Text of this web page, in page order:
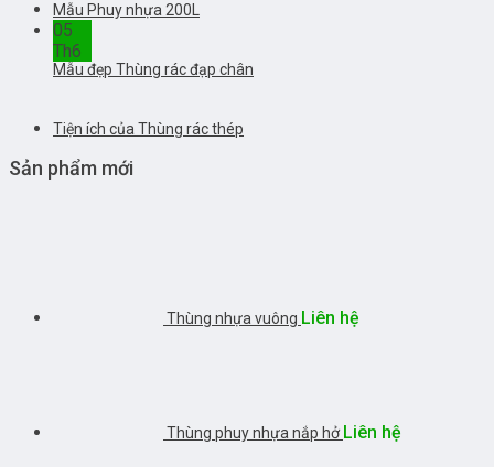
Mẫu Phuy nhựa 200L
05
Th6
Mẫu đẹp Thùng rác đạp chân
Tiện ích của Thùng rác thép
Sản phẩm mới
Thùng nhựa vuông Liên hệ
Thùng phuy nhựa nắp hở Liên hệ